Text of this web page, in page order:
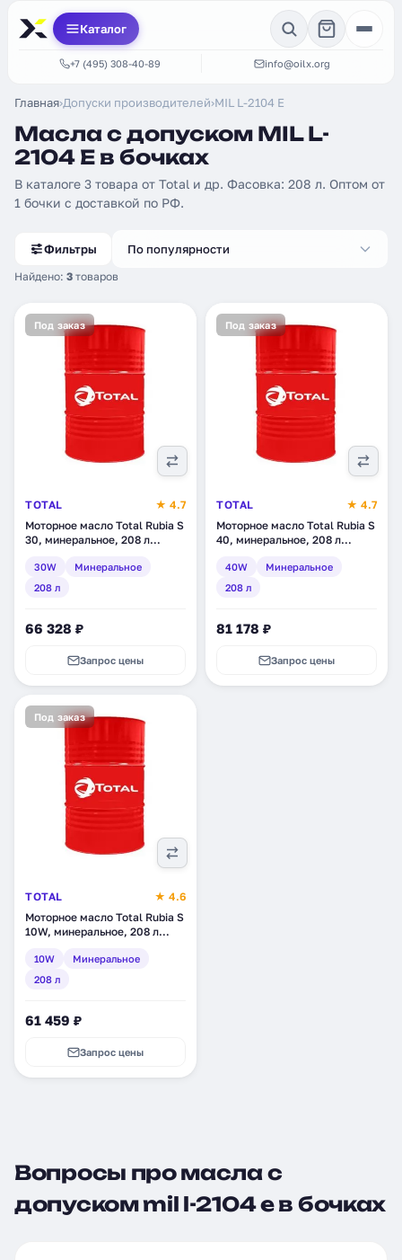
Каталог
+7 (495) 308-40-89 info@oilx.org
Главная›Допуски производителей›MIL L-2104 E
Масла с допуском MIL L-
2104 E в бочках
В каталоге 3 товара от Total и др. Фасовка: 208 л. Оптом от
1 бочки с доставкой по РФ.
Фильтры
Найдено: 3 товаров
По популярности
Под заказ
TOTAL
★ 4.7
Моторное масло Total Rubia S
30, минеральное, 208 л
30W
Минеральное
208 л
66 328 ₽
Запрос цены
Под заказ
TOTAL
★ 4.7
Моторное масло Total Rubia S
40, минеральное, 208 л
40W
Минеральное
208 л
81 178 ₽
Запрос цены
Под заказ
TOTAL
★ 4.6
Моторное масло Total Rubia S
10W, минеральное, 208 л
10W
Минеральное
208 л
61 459 ₽
Запрос цены
Вопросы про масла с
допуском mil l-2104 e в бочках